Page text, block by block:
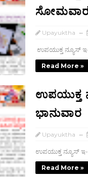
Upayuktha
ಉಪಯುಕ್ತ ನ್ಯೂಸ್
Read More »
ಉಪಯುಕ್ತ
ಭಾನುವಾರ
Upayuktha
ಉಪಯುಕ್ತ ನ್ಯೂಸ್
Read More »